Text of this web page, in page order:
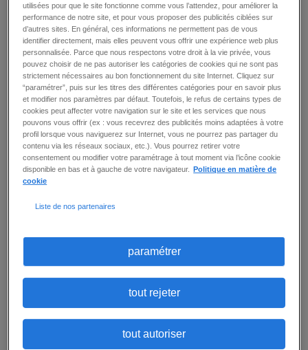
date
à partir du 6 octobre 2026
lieu de travail
Bar Sur Aube (10)
domaine
SOINS DE SUITE
poste hébergé
Oui
Ensemble, au service du soin. Chez JBM
Médical, nous pensons que pour bien soigner, il
faut être bien accompagné. Que vous aspiriez à
la liberté de l'intérim ou à la stabilité d'un CDI,
nous mobilisons notre réseau national de 16
Valorisez votre expertise au sein des meilleurs
établissements de santé et profitez d'un
écosystème d'avantages exclusifs. Inscrivez-
vous dès aujourd'hui sur www.jbm-medical.com
JBM Médical est membre du groupe Randstad
et certifié Top Employer 2025.
utilisées pour que le site fonctionne comme vous l’attendez, pour améliorer la
performance de notre site, et pour vous proposer des publicités ciblées sur
d’autres sites. En général, ces informations ne permettent pas de vous
identifier directement, mais elles peuvent vous offrir une expérience web plus
personnalisée. Parce que nous respectons votre droit à la vie privée, vous
pouvez choisir de ne pas autoriser les catégories de cookies qui ne sont pas
strictement nécessaires au bon fonctionnement du site Internet. Cliquez sur
“paramétrer”, puis sur les titres des différentes catégories pour en savoir plus
et modifier nos paramètres par défaut. Toutefois, le refus de certains types de
cookies peut affecter votre navigation sur le site et les services que nous
pouvons vous offrir (ex : vous recevrez des publicités moins adaptées à votre
profil lorsque vous naviguerez sur Internet, vous ne pourrez pas partager du
contenu via les réseaux sociaux, etc.). Vous pourrez retirer votre
consentement ou modifier votre paramétrage à tout moment via l’icône cookie
disponible en bas et à gauche de votre navigateur.
Politique en matière de
cookie
Liste de nos partenaires
paramétrer
tout rejeter
tout autoriser